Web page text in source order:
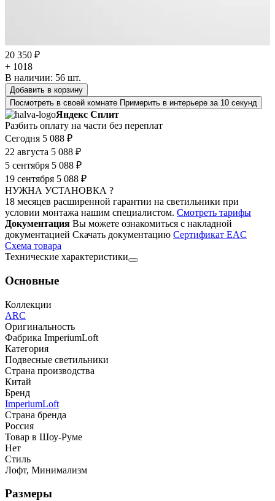
20 350 ₽
+ 1018
В наличии: 56 шт.
Добавить в корзину
Посмотреть в своей комнате Примерить в интерьере за 10 секунд
Яндекс Сплит
Разбить оплату на части без переплат
Сегодня 5 088 ₽
22 августа 5 088 ₽
5 сентября 5 088 ₽
19 сентября 5 088 ₽
НУЖНА УСТАНОВКА ?
18 месяцев расширенной гарантии на светильники при
условии монтажа нашим специалистом. Смотреть тарифы
Документация Вы можете ознакомиться с накладной
документацией Скачать документацию Cертификат EAC
Cхема товара
Технические характеристики
Основные
Коллекции
ARC
Оригинальность
Фабрика ImperiumLoft
Категория
Подвесные светильники
Страна производства
Китай
Бренд
ImperiumLoft
Страна бренда
Россия
Товар в Шоу-Руме
Нет
Стиль
Лофт, Минимализм
Размеры